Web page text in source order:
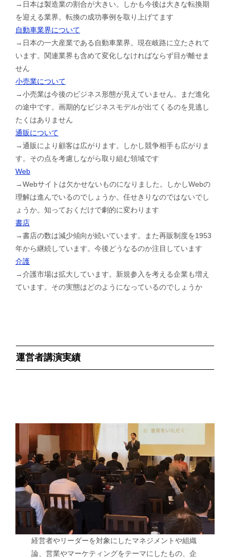
→日本は製造業の割合が大きい。しかも今後は大きな転換期
を迎える業界。転換の成功事例を取り上げてます
自動車業界について
→日本の一大産業である自動車業界。現在岐路に立たされて
います。関連業界も含めて変化しなければならず目が離せま
せん
小売業について
→小売業は今後のビジネス形態が見えていません。まだ進化
の途中です。画期的なビジネスモデルが出てくるのを見逃し
たくはありません
通販について
→通販により顧客は広がります。しかし競争相手も広がりま
す。その点を考慮しながら取り組む領域です
Web
→Webサイトは欠かせないものになりました。しかしWebの
理解は進んでいるのでしょうか。任せきりなのではないでし
ょうか。知っておくだけで劇的に変わります
書店
→書店の数は減少傾向が続いています。また再販制度を1953
年から継続しています。今後どうなるのか注目しています
介護
→介護市場は拡大しています。新規参入を考える企業も増え
ています。その実態はどのようになっているのでしょうか
運営者講演実績
経営者やリーダーを対象にしたマネジメントや組織
論、営業やマーケティングをテーマにしたもの、企